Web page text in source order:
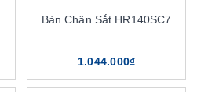
Bàn Chân Sắt HR140SC7
1.044.000₫